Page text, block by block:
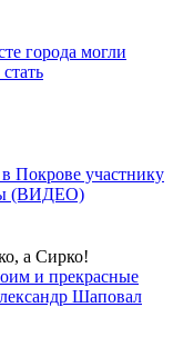
города могли
Покрове участнику
(ВИДЕО)
а Сирко!
и прекрасные
Шаповал